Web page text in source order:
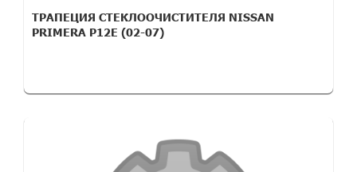
ТРАПЕЦИЯ СТЕКЛООЧИСТИТЕЛЯ NISSAN
PRIMERA P12E (02-07)